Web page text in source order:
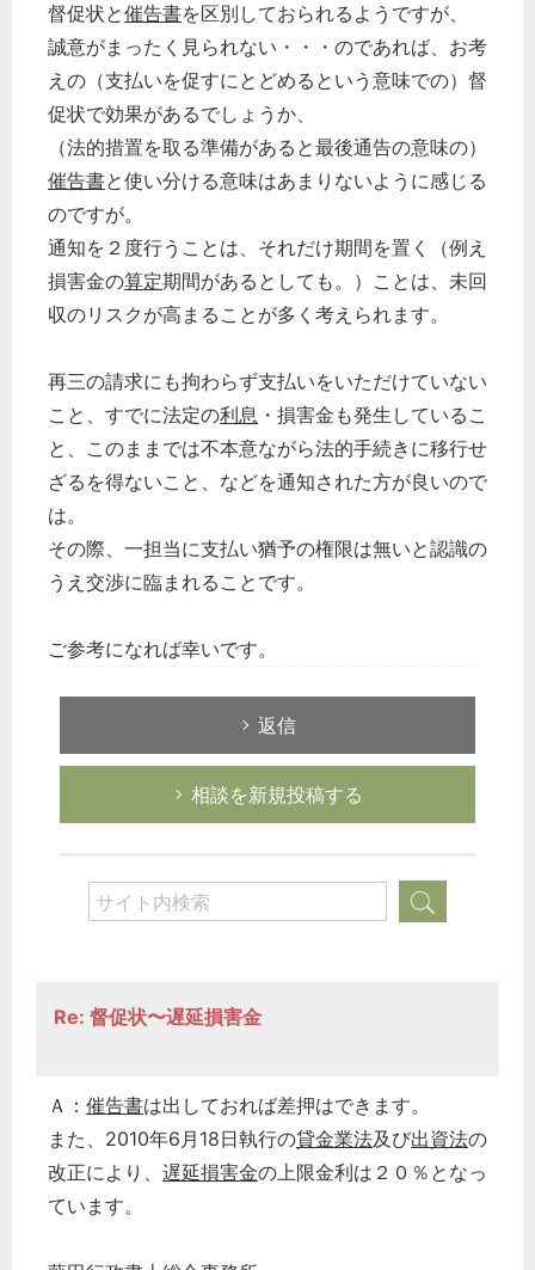
督促状と催告書を区別しておられるようですが、
誠意がまったく見られない・・・のであれば、お考
えの（支払いを促すにとどめるという意味での）督
促状で効果があるでしょうか、
（法的措置を取る準備があると最後通告の意味の）
催告書と使い分ける意味はあまりないように感じる
のですが。
通知を２度行うことは、それだけ期間を置く（例え
損害金の算定期間があるとしても。）ことは、未回
収のリスクが高まることが多く考えられます。
再三の請求にも拘わらず支払いをいただけていない
こと、すでに法定の利息 ・損害金も発生しているこ
と、このままでは不本意ながら法的手続きに移行せ
ざるを得ないこと、などを通知された方が良いので
は。
その際、一担当に支払い猶予の権限は無いと認識の
うえ交渉に臨まれることです。
ご参考になれば幸いです。
返信
相談を新規投稿する
Re: 督促状〜遅延損害金
Ａ： 催告書は出しておれば差押はできます。
また、2010年6月18日執行の貸金業法及び出資法の
改正により、 遅延損害金の上限金利は２０％となっ
ています。